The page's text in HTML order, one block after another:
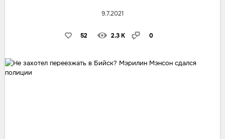
9.7.2021
52 2.3 K 0